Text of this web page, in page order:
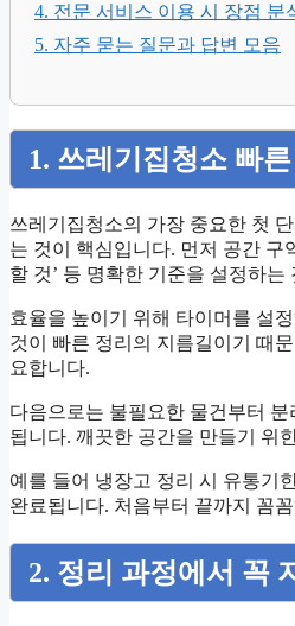
4. 전문 서비스 이용 시 장점 분
5. 자주 묻는 질문과 답변 모음
1. 쓰레기집청소 빠
쓰레기집청소의 가장 중요한 첫
는 것이 핵심입니다. 먼저 공간 구
할 것’ 등 명확한 기준을 설정하는
효율을 높이기 위해 타이머를 설
것이 빠른 정리의 지름길이기 때
요합니다.
다음으로는 불필요한 물건부터
됩니다. 깨끗한 공간을 만들기 위
예를 들어 냉장고 정리 시 유통기
완료됩니다. 처음부터 끝까지 꼼
2. 정리 과정에서 꼭